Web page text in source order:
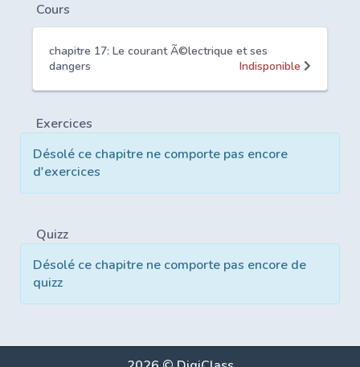
Cours
chapitre 17: Le courant Ã©lectrique et ses
dangers
Indisponible
Exercices
Désolé ce chapitre ne comporte pas encore
d'exercices
Quizz
Désolé ce chapitre ne comporte pas encore de
quizz